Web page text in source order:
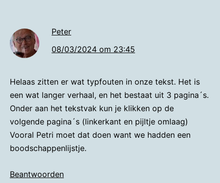
Peter
08/03/2024 om 23:45
Helaas zitten er wat typfouten in onze tekst. Het is
een wat langer verhaal, en het bestaat uit 3 pagina´s.
Onder aan het tekstvak kun je klikken op de
volgende pagina´s (linkerkant en pijltje omlaag)
Vooral Petri moet dat doen want we hadden een
boodschappenlijstje.
Beantwoorden